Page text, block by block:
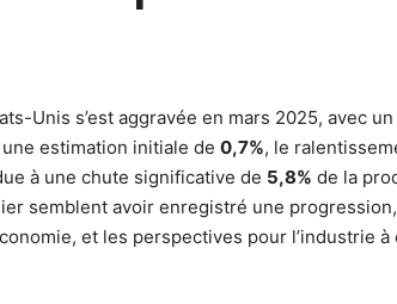
Unis s’est aggravée en mars 2025, avec
estimation initiale de 0,7%, le
à une chute significative de 5,8% de la
semblent avoir enregistré une
et les perspectives pour l’industrie